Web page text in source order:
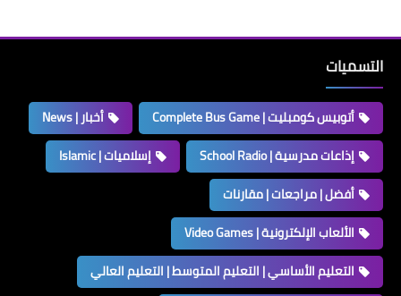
التسميات
أتوبيس كومبليت | Complete Bus Game
أخبار | News
إذاعات مدرسية | School Radio
إسلاميات | Islamic
أفضل | مراجعات | مقارنات
الألعاب الإلكترونية | Video Games
التعليم الأساسي | التعليم المتوسط | التعليم العالي